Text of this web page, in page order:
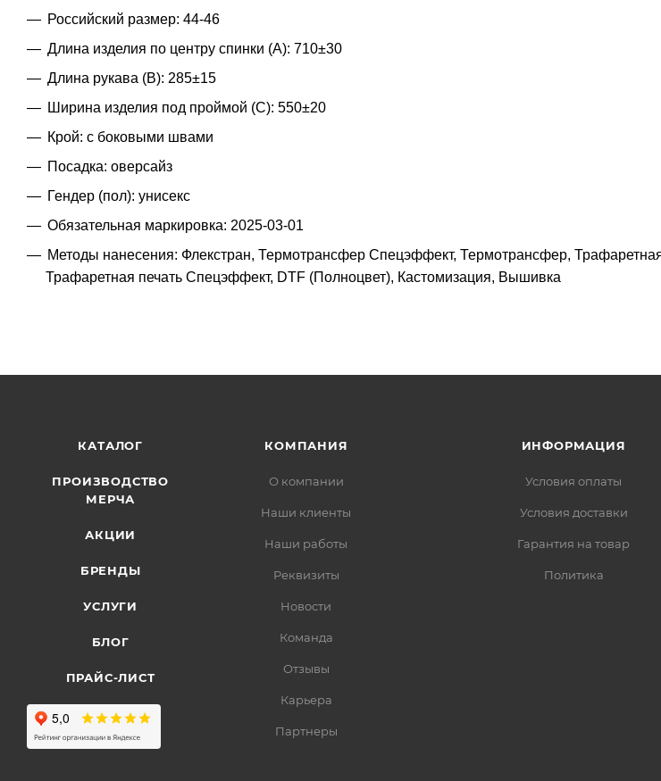
Российский размер: 44-46
Длина изделия по центру спинки (A): 710±30
Длина рукава (B): 285±15
Ширина изделия под проймой (С): 550±20
Крой: с боковыми швами
Посадка: оверсайз
Гендер (пол): унисекс
Обязательная маркировка: 2025-03-01
Методы нанесения: Флекстран, Термотрансфер Спецэффект, Термотрансфер,
Трафаретная печать Спецэффект, DTF (Полноцвет), Кастомизация, Вышивка
КАТАЛОГ
ПРОИЗВОДСТВО
МЕРЧА
АКЦИИ
БРЕНДЫ
УСЛУГИ
БЛОГ
ПРАЙС-ЛИСТ
КОМПАНИЯ
О компании
Наши клиенты
Наши работы
Реквизиты
Новости
Команда
Отзывы
Карьера
Партнеры
ИНФОРМАЦИЯ
Условия оплаты
Условия доставки
Гарантия на товар
Политика